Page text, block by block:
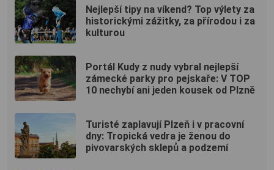
Nejlepší tipy na víkend? Top výlety za
historickými zážitky, za přírodou i za
kulturou
Portál Kudy z nudy vybral nejlepší
zámecké parky pro pejskaře: V TOP
10 nechybí ani jeden kousek od Plzně
Turisté zaplavují Plzeň i v pracovní
dny: Tropická vedra je ženou do
pivovarských sklepů a podzemí